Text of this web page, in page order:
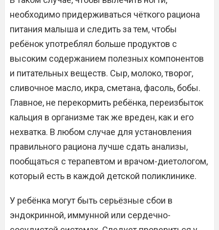
необходимо придерживаться чёткого рациона
питания малыша и следить за тем, чтобы
ребёнок употреблял больше продуктов с
высоким содержанием полезных компонентов
и питательных веществ. Сыр, молоко, творог,
сливочное масло, икра, сметана, фасоль, бобы.
Главное, не перекормить ребёнка, переизбыток
кальция в организме так же вреден, как и его
нехватка. В любом случае для установления
правильного рациона лучше сдать анализы,
пообщаться с терапевтом и врачом-диетологом,
который есть в каждой детской поликлинике.
У ребёнка могут быть серьёзные сбои в
эндокринной, иммунной или сердечно-